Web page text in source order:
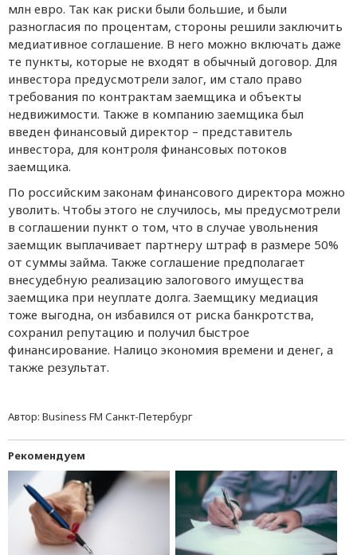
млн евро. Так как риски были большие, и были
разногласия по процентам, стороны решили заключить
медиативное соглашение. В него можно включать даже
те пункты, которые не входят в обычный договор. Для
инвестора предусмотрели залог, им стало право
требования по контрактам заемщика и объекты
недвижимости. Также в компанию заемщика был
введен финансовый директор – представитель
инвестора, для контроля финансовых потоков
заемщика.
По российским законам финансового директора можно
уволить. Чтобы этого не случилось, мы предусмотрели
в соглашении пункт о том, что в случае увольнения
заемщик выплачивает партнеру штраф в размере 50%
от суммы займа. Также соглашение предполагает
внесудебную реализацию залогового имущества
заемщика при неуплате долга. Заемщику медиация
тоже выгодна, он избавился от риска банкротства,
сохранил репутацию и получил быстрое
финансирование. Налицо экономия времени и денег, а
также результат.
Автор: Business FM Санкт-Петербург
Рекомендуем